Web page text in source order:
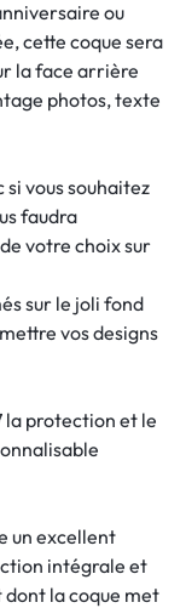
ou
cette coque sera
la face arrière
photos, texte
vous souhaitez
faudra
votre choix sur
sur le joli fond
vos designs
la protection et le
un excellent
intégrale et
dont la coque met